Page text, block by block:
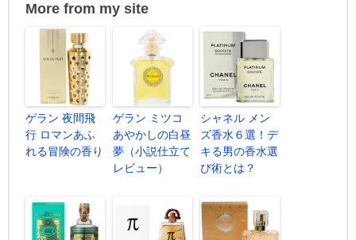
More from my site
ゲラン 夜間飛
行 ロマンあふ
れる冒険の香り
ゲラン ミツコ
あやかしの白昼
夢（小説仕立て
レビュー）
シャネル メン
ズ香水６選！デ
キる男の香水選
び術とは？